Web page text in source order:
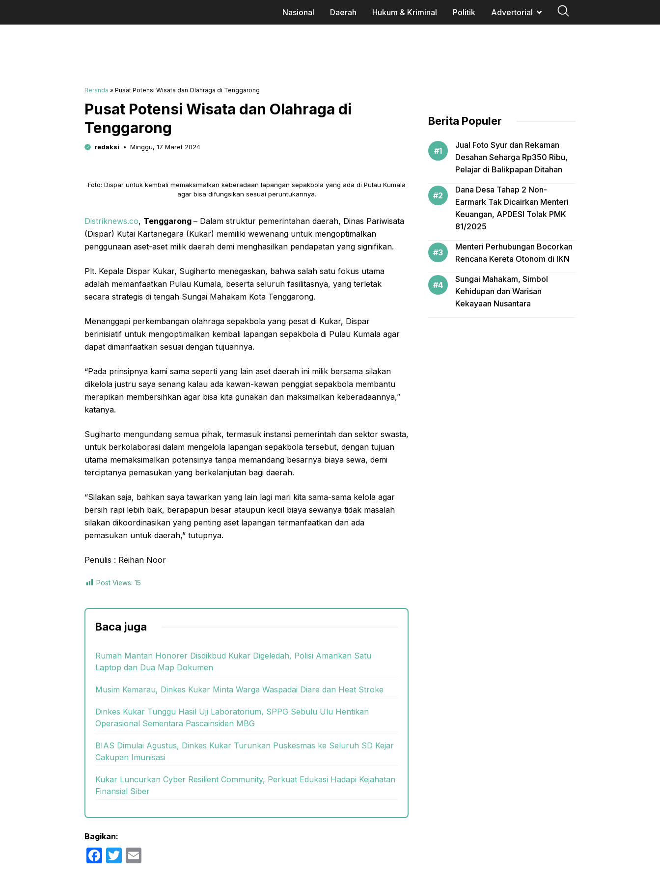
Nasional Daerah Hukum & Kriminal Politik Advertorial
Beranda » Pusat Potensi Wisata dan Olahraga di Tenggarong
Pusat Potensi Wisata dan Olahraga di
Tenggarong
redaksi Minggu, 17 Maret 2024
Foto: Dispar untuk kembali memaksimalkan keberadaan lapangan sepakbola yang ada di Pulau Kumala
agar bisa difungsikan sesuai peruntukannya.
Distriknews.co, Tenggarong – Dalam struktur pemerintahan daerah, Dinas Pariwisata
(Dispar) Kutai Kartanegara (Kukar) memiliki wewenang untuk mengoptimalkan
penggunaan aset-aset milik daerah demi menghasilkan pendapatan yang signifikan.
Plt. Kepala Dispar Kukar, Sugiharto menegaskan, bahwa salah satu fokus utama
adalah memanfaatkan Pulau Kumala, beserta seluruh fasilitasnya, yang terletak
secara strategis di tengah Sungai Mahakam Kota Tenggarong.
Menanggapi perkembangan olahraga sepakbola yang pesat di Kukar, Dispar
berinisiatif untuk mengoptimalkan kembali lapangan sepakbola di Pulau Kumala agar
dapat dimanfaatkan sesuai dengan tujuannya.
“Pada prinsipnya kami sama seperti yang lain aset daerah ini milik bersama silakan
dikelola justru saya senang kalau ada kawan-kawan penggiat sepakbola membantu
merapikan membersihkan agar bisa kita gunakan dan maksimalkan keberadaannya,”
katanya.
Sugiharto mengundang semua pihak, termasuk instansi pemerintah dan sektor swasta,
untuk berkolaborasi dalam mengelola lapangan sepakbola tersebut, dengan tujuan
utama memaksimalkan potensinya tanpa memandang besarnya biaya sewa, demi
terciptanya pemasukan yang berkelanjutan bagi daerah.
“Silakan saja, bahkan saya tawarkan yang lain lagi mari kita sama-sama kelola agar
bersih rapi lebih baik, berapapun besar ataupun kecil biaya sewanya tidak masalah
silakan dikoordinasikan yang penting aset lapangan termanfaatkan dan ada
pemasukan untuk daerah,” tutupnya.
Penulis : Reihan Noor
Post Views: 15
Baca juga
Rumah Mantan Honorer Disdikbud Kukar Digeledah, Polisi Amankan Satu
Laptop dan Dua Map Dokumen
Musim Kemarau, Dinkes Kukar Minta Warga Waspadai Diare dan Heat Stroke
Dinkes Kukar Tunggu Hasil Uji Laboratorium, SPPG Sebulu Ulu Hentikan
Operasional Sementara Pascainsiden MBG
BIAS Dimulai Agustus, Dinkes Kukar Turunkan Puskesmas ke Seluruh SD Kejar
Cakupan Imunisasi
Kukar Luncurkan Cyber Resilient Community, Perkuat Edukasi Hadapi Kejahatan
Finansial Siber
Bagikan:
F
T
Berita Populer
Jual Foto Syur dan Rekaman
Desahan Seharga Rp350 Ribu,
Pelajar di Balikpapan Ditahan
Dana Desa Tahap 2 Non-
Earmark Tak Dicairkan Menteri
Keuangan, APDESI Tolak PMK
81/2025
Menteri Perhubungan Bocorkan
Rencana Kereta Otonom di IKN
Sungai Mahakam, Simbol
Kehidupan dan Warisan
Kekayaan Nusantara